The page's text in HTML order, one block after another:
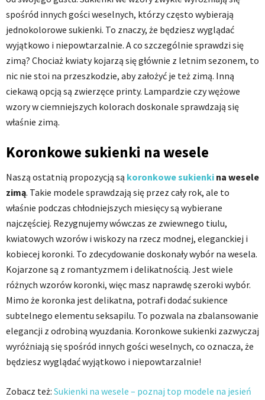
spośród innych gości weselnych, którzy często wybierają
jednokolorowe sukienki. To znaczy, że będziesz wyglądać
wyjątkowo i niepowtarzalnie. A co szczególnie sprawdzi się
zimą? Chociaż kwiaty kojarzą się głównie z letnim sezonem, to
nic nie stoi na przeszkodzie, aby założyć je też zimą. Inną
ciekawą opcją są zwierzęce printy. Lampardzie czy wężowe
wzory w ciemniejszych kolorach doskonale sprawdzają się
właśnie zimą.
Koronkowe sukienki na wesele
Naszą ostatnią propozycją są koronkowe sukienki na wesele
zimą. Takie modele sprawdzają się przez cały rok, ale to
właśnie podczas chłodniejszych miesięcy są wybierane
najczęściej. Rezygnujemy wówczas ze zwiewnego tiulu,
kwiatowych wzorów i wiskozy na rzecz modnej, eleganckiej i
kobiecej koronki. To zdecydowanie doskonały wybór na wesela.
Kojarzone są z romantyzmem i delikatnością. Jest wiele
różnych wzorów koronki, więc masz naprawdę szeroki wybór.
Mimo że koronka jest delikatna, potrafi dodać sukience
subtelnego elementu seksapilu. To pozwala na zbalansowanie
elegancji z odrobiną wyuzdania. Koronkowe sukienki zazwyczaj
wyróżniają się spośród innych gości weselnych, co oznacza, że
będziesz wyglądać wyjątkowo i niepowtarzalnie!
Zobacz też: Sukienki na wesele – poznaj top modele na jesień